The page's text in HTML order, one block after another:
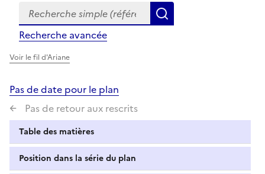
Formulaire
de
recherche
Recherche simple (références, mots clés, partie du
Recherche avancée
Voir le fil d'Ariane
Pas de date pour le plan
Pas de retour aux rescrits
Table des matières
Position dans la série du plan